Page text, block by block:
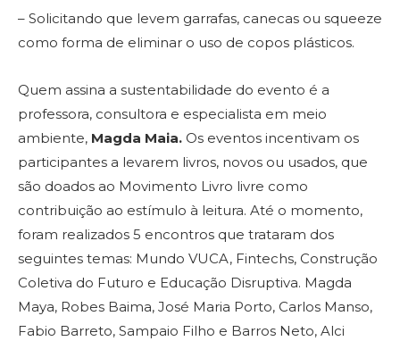
– Solicitando que levem garrafas, canecas ou squeeze
como forma de eliminar o uso de copos plásticos.
Quem assina a sustentabilidade do evento é a
professora, consultora e especialista em meio
ambiente, Magda Maia. Os eventos incentivam os
participantes a levarem livros, novos ou usados, que
são doados ao Movimento Livro livre como
contribuição ao estímulo à leitura. Até o momento,
foram realizados 5 encontros que trataram dos
seguintes temas: Mundo VUCA, Fintechs, Construção
Coletiva do Futuro e Educação Disruptiva. Magda
Maya, Robes Baima, José Maria Porto, Carlos Manso,
Fabio Barreto, Sampaio Filho e Barros Neto, Alci